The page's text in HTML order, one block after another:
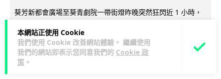
本網站正使用 Cookie
我們使用 Cookie 改善網站體驗。 繼續使用
我們的網站即表示您同意我們的 Cookie 政
策 。
葵芳新都會廣場至葵青劇院一帶街燈昨晚突然狂閃近 1 小時，
有網民戲稱「幻彩耀葵...
633 89 ↗ 分享